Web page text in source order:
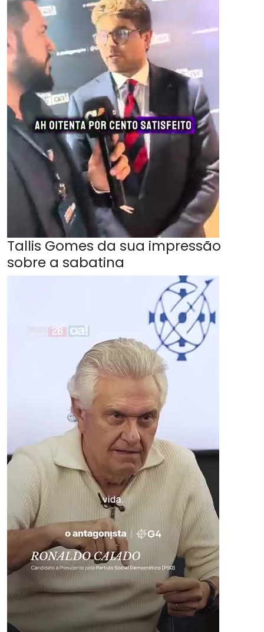
Tallis Gomes da sua impressão
sobre a sabatina